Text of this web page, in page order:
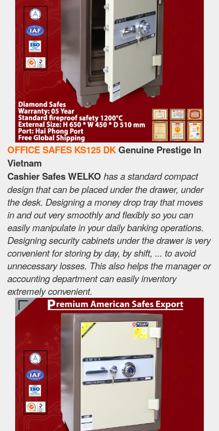
OFFICE SAFES KS125 DKGenuine Prestige In
Vietnam
Cashier Safes WELKO has a standard compact
design that can be placed under the drawer, under
the desk. Designing a money drop tray that moves
in and out very smoothly and flexibly so you can
easily manipulate in your daily banking operations.
Designing security cabinets under the drawer is very
convenient for storing by day, by shift, ... to avoid
unnecessary losses. This also helps the manager or
accounting department can easily inventory
extremely convenient.